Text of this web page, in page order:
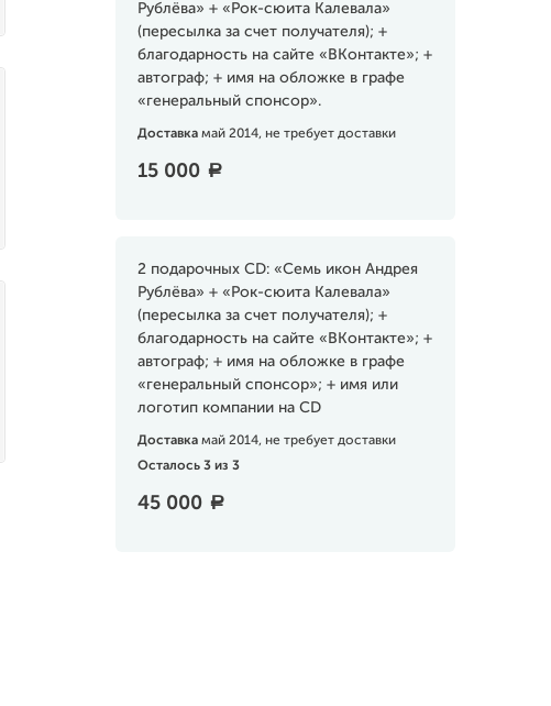
Рублёва» + «Рок-сюита Калевала»
(пересылка за счет получателя); +
благодарность на сайте «ВКонтакте»; +
автограф; + имя на обложке в графе
«генеральный спонсор».
Доставка май 2014, не требует доставки
15 000 a
2 подарочных CD: «Семь икон Андрея
Рублёва» + «Рок-сюита Калевала»
(пересылка за счет получателя); +
благодарность на сайте «ВКонтакте»; +
автограф; + имя на обложке в графе
«генеральный спонсор»; + имя или
логотип компании на CD
Доставка май 2014, не требует доставки
Осталось 3 из 3
45 000 a